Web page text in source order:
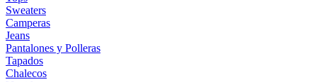
Sweaters
Camperas
Jeans
Pantalones y Polleras
Tapados
Chalecos